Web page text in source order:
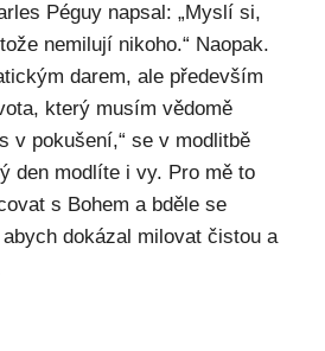
Péguy napsal: „Myslí si,
nemilují nikoho.“ Naopak.
darem, ale především
který musím vědomě
v pokušení,“ se v modlitbě
den modlíte i vy. Pro mě to
s Bohem a bděle se
dokázal milovat čistou a